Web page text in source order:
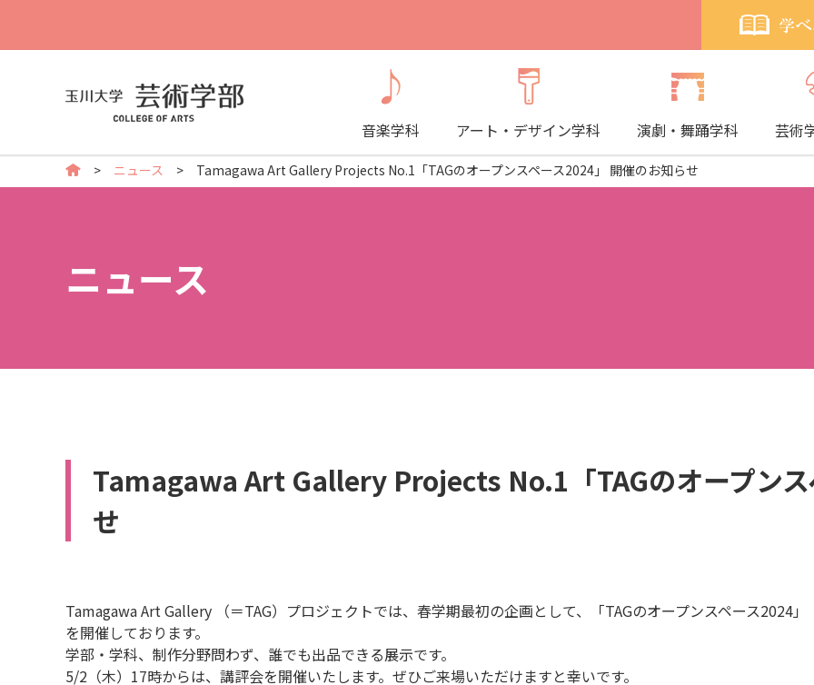
音楽学科 アート・デザイン学科 演劇・舞踊学科 芸術
ニュース Tamagawa Art Gallery Projects No.1「TAGのオープンスペース2024」 開催のお知らせ
ニュース
Tamagawa Art Gallery Projects No.1「TAGのオープン
せ
Tamagawa Art Gallery （＝TAG）プロジェクトでは、春学期最初の企画として、「TAGのオープンスペース2024」
を開催しております。
学部・学科、制作分野問わず、誰でも出品できる展示です。
5/2（木）17時からは、講評会を開催いたします。ぜひご来場いただけますと幸いです。